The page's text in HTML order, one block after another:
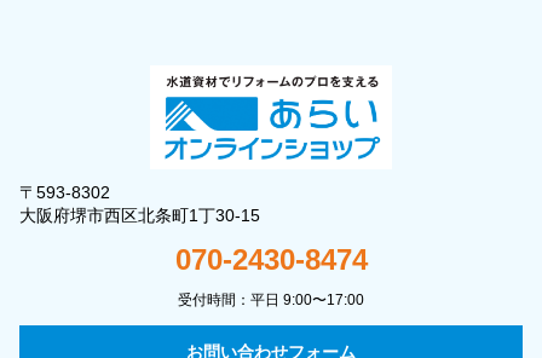
〒593-8302
大阪府堺市西区北条町1丁30-15
070-2430-8474
受付時間：平日 9:00〜17:00
お問い合わせフォーム